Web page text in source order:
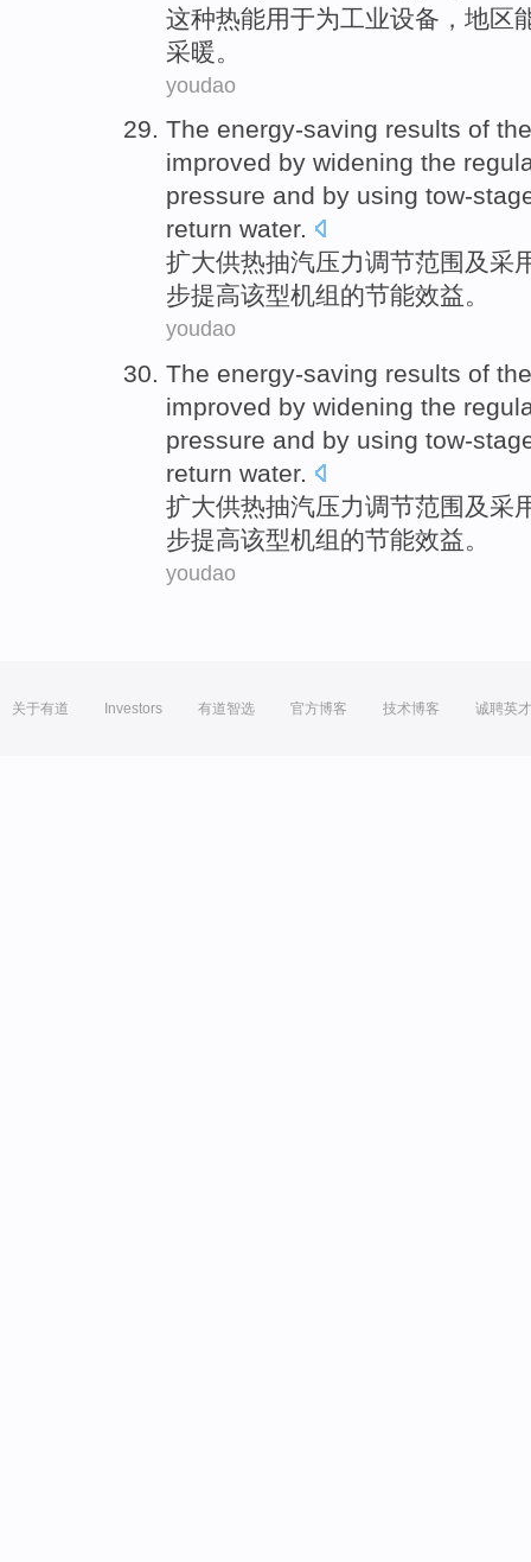
这种热能用于为工业设备 ， 地区
采暖 。
youdao
The energy-saving results of
improved by widening the
pressure and by using tow-
return water.
扩大供热抽汽压力调节范围 及 采
步提高该型机组的节能效益。
youdao
The energy-saving results of
improved by widening the
pressure and by using tow-
return water.
扩大供热抽汽压力调节范围 及 采
步提高该型机组的节能效益。
youdao
关于有道 Investors 有道智选 官方博客 技术博客 诚聘英才